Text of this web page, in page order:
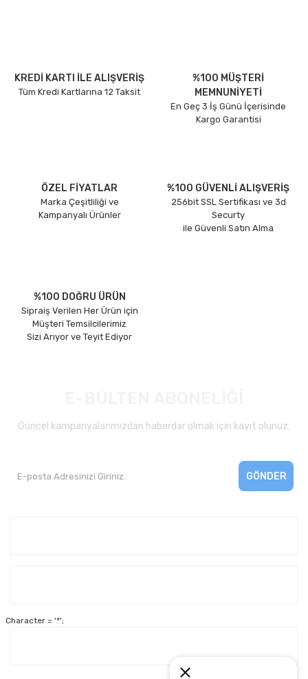
KREDİ KARTI İLE ALIŞVERİŞ
Tüm Kredi Kartlarına 12 Taksit
%100 MÜŞTERİ
MEMNUNİYETİ
En Geç 3 İş Günü İçerisinde
Kargo Garantisi
ÖZEL FİYATLAR
Marka Çeşitliliği ve
Kampanyalı Ürünler
%100 GÜVENLİ ALIŞVERİŞ
256bit SSL Sertifikası ve 3d
Securty
ile Güvenli Satın Alma
%100 DOĞRU ÜRÜN
Sipraiş Verilen Her Ürün için
Müşteri Temsilcilerimiz
Sizi Arıyor ve Teyit Ediyor
Güncel kampanyalarımızdan haberdar olmak için kayıt olunuz.
GÖNDER
Character = '*';